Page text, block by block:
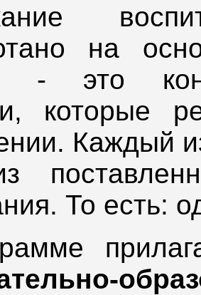
на
- это
которые
Каждый
То есть: